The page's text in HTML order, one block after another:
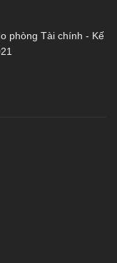
phòng Tài chính - Kế